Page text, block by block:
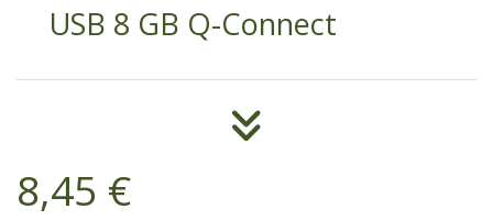
USB 8 GB Q-Connect
8,45 €